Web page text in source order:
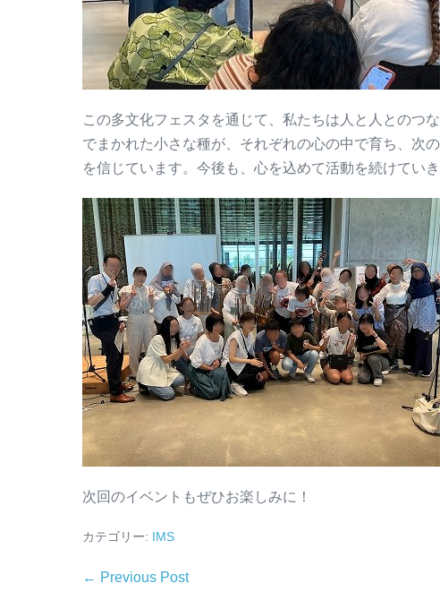
この多文化フェスタを通じて、私たちは人と人とのつ
でまかれた小さな種が、それぞれの心の中で育ち、次
を信じています。今後も、心を込めて活動を続けていき
次回のイベントもぜひお楽しみに！
カテゴリー: IMS
← Previous Post